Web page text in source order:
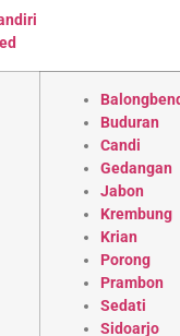
Buduran
Candi
Gedangan
Jabon
Krembung
Krian
Porong
Prambon
Sedati
Sidoarjo